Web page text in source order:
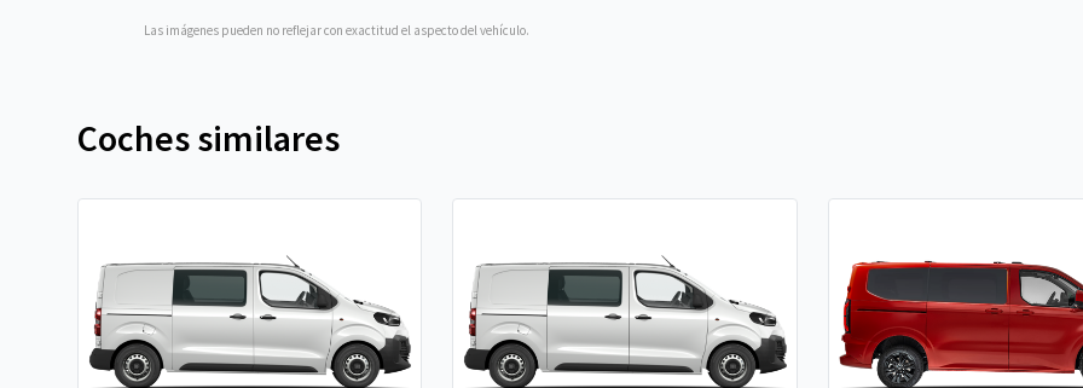
Las imágenes pueden no reflejar con exactitud el aspecto del vehículo.
Coches similares